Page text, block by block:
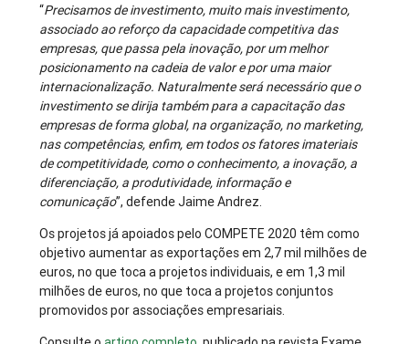
“Precisamos de investimento, muito mais investimento,
associado ao reforço da capacidade competitiva das
empresas, que passa pela inovação, por um melhor
posicionamento na cadeia de valor e por uma maior
internacionalização. Naturalmente será necessário que o
investimento se dirija também para a capacitação das
empresas de forma global, na organização, no marketing,
nas competências, enfim, em todos os fatores imateriais
de competitividade, como o conhecimento, a inovação, a
diferenciação, a produtividade, informação e
comunicação”, defende Jaime Andrez.
Os projetos já apoiados pelo COMPETE 2020 têm como
objetivo aumentar as exportações em 2,7 mil milhões de
euros, no que toca a projetos individuais, e em 1,3 mil
milhões de euros, no que toca a projetos conjuntos
promovidos por associações empresariais.